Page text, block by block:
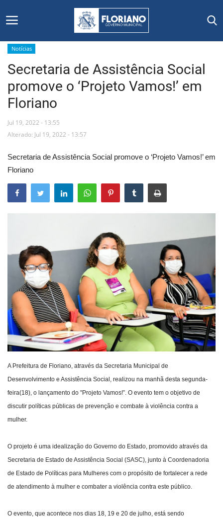
Início
Editais
Floriano
Mural de Licitações
Notícias
Webmail
Contato
Notícias
Secretaria de Assistência Social
promove o ‘Projeto Vamos!’ em
Floriano
Jul 19, 2022 - 13:55
Alterado: Jul 19, 2022 - 13:57
Secretaria de Assistência Social promove o ‘Projeto Vamos!’ em
Floriano
A Prefeitura de Floriano, através da Secretaria Municipal de
Desenvolvimento e Assistência Social, realizou na manhã desta segunda-
feira(18), o lançamento do "Projeto Vamos!”. O evento tem o objetivo de
discutir políticas públicas de prevenção e combate à violência contra a
mulher.
O projeto é uma idealização do Governo do Estado, promovido através da
Secretaria de Estado de Assistência Social (SASC), junto à Coordenadoria
de Estado de Políticas para Mulheres com o propósito de fortalecer a rede
de atendimento à mulher e combater a violência contra este público.
O evento, que acontece nos dias 18, 19 e 20 de julho, está sendo